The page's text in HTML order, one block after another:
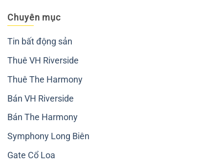
Chuyên mục
Tin bất động sản
Thuê VH Riverside
Thuê The Harmony
Bán VH Riverside
Bán The Harmony
Symphony Long Biên
Gate Cổ Loa